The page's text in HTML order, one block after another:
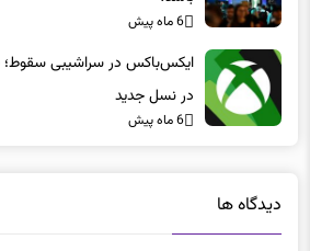
ایکس‌باکس در سراشیبی سقوط؛
در نسل جدید